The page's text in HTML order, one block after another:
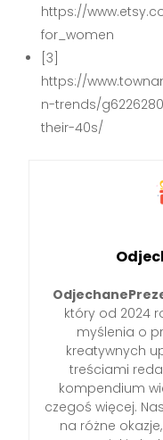
https://
for_women
[3]
https://
n-trends/
their-40s/
który od 2024
myślenia o
kreatywnych
treściami
kompendium
czegoś więcej.
na różne